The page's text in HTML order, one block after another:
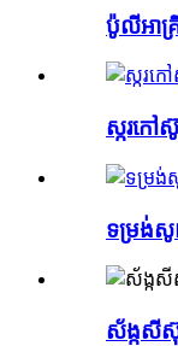
ប៉ូលីអាគ្
ស្ករកៅ
ទម្រង់សូ
ស័ង្កសី